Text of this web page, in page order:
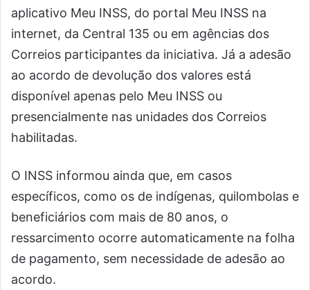
aplicativo Meu INSS, do portal Meu INSS na
internet, da Central 135 ou em agências dos
Correios participantes da iniciativa. Já a adesão
ao acordo de devolução dos valores está
disponível apenas pelo Meu INSS ou
presencialmente nas unidades dos Correios
habilitadas.
O INSS informou ainda que, em casos
específicos, como os de indígenas, quilombolas e
beneficiários com mais de 80 anos, o
ressarcimento ocorre automaticamente na folha
de pagamento, sem necessidade de adesão ao
acordo.